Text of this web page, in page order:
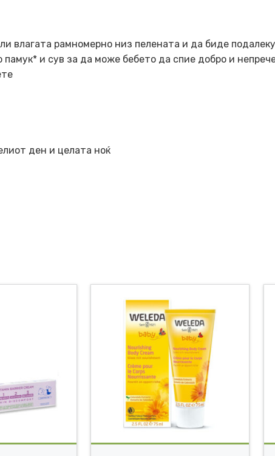
влагата рамномерно низ пелената и да биде
памук* и сув за да може бебето да спие добро и
ден и целата ноќ